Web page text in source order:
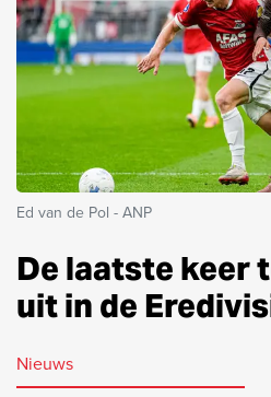
Ed van de Pol - ANP
De laatste keer
uit in de
Nieuws